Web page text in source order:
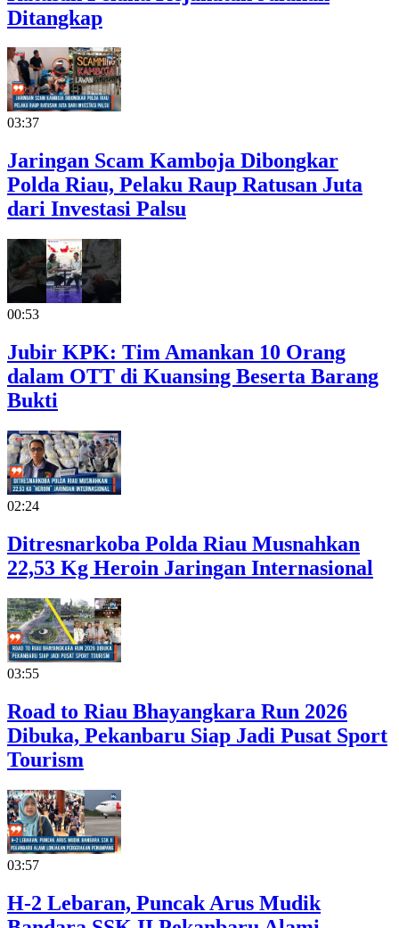
Ditangkap
03:37
Jaringan Scam Kamboja Dibongkar
Polda Riau, Pelaku Raup Ratusan Juta
dari Investasi Palsu
00:53
Jubir KPK: Tim Amankan 10 Orang
dalam OTT di Kuansing Beserta Barang
Bukti
02:24
Ditresnarkoba Polda Riau Musnahkan
22,53 Kg Heroin Jaringan Internasional
03:55
Road to Riau Bhayangkara Run 2026
Dibuka, Pekanbaru Siap Jadi Pusat Sport
Tourism
03:57
H-2 Lebaran, Puncak Arus Mudik